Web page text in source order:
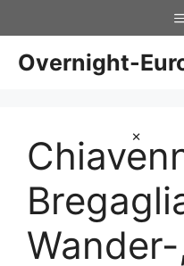
×
Inhalt
springen
Overnight-